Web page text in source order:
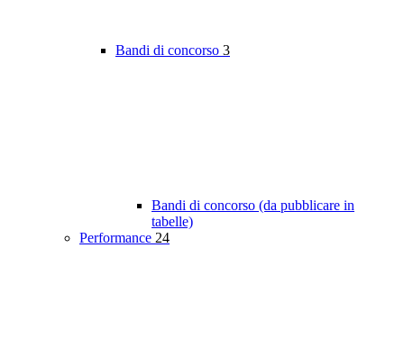
Bandi di concorso 3
Bandi di concorso (da pubblicare in
tabelle)
Performance 24